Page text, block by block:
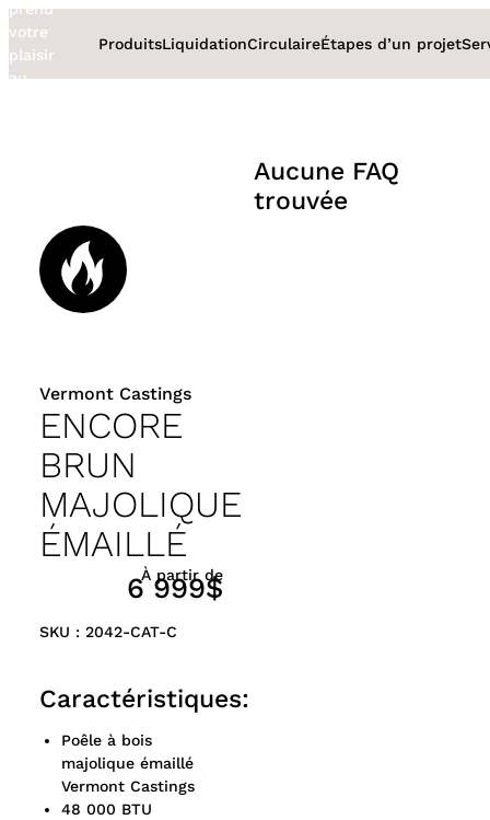
Aller
au
contenu
prend
votre
plaisir
au
ProduitsLiquidationCirculaireÉtapes d’un projet
Vermont Castings
ENCORE
BRUN
MAJOLIQUE
ÉMAILLÉ
À partir de
6 999$
SKU : 2042-CAT-C
Caractéristiques:
Poêle à bois
majolique émaillé
Vermont Castings
48 000 BTU
Aucune FAQ
trouvée